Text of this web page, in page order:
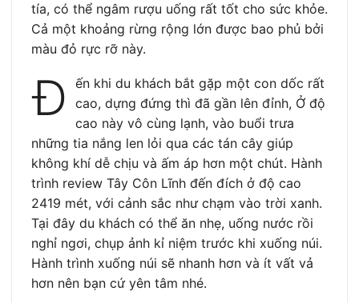
tía, có thể ngâm rượu uống rất tốt cho sức khỏe.
Cả một khoảng rừng rộng lớn được bao phủ bởi
màu đỏ rực rỡ này.
Đ
ến khi du khách bắt gặp một con dốc rất
cao, dựng đứng thì đã gần lên đỉnh, Ở độ
cao này vô cùng lạnh, vào buổi trưa
những tia nắng len lỏi qua các tán cây giúp
không khí dễ chịu và ấm áp hơn một chút. Hành
trình review Tây Côn Lĩnh đến đích ở độ cao
2419 mét, với cảnh sắc như chạm vào trời xanh.
Tại đây du khách có thể ăn nhẹ, uống nước rồi
nghỉ ngơi, chụp ảnh kỉ niệm trước khi xuống núi.
Hành trình xuống núi sẽ nhanh hơn và ít vất vả
hơn nên bạn cứ yên tâm nhé.